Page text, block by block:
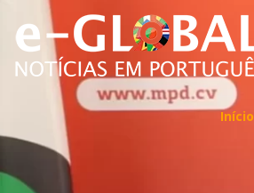
Início